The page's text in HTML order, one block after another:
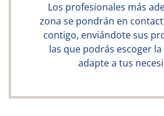
Los profesionales más
zona se pondrán en
contigo, enviándote sus
las que podrás escoger
adapte a tus